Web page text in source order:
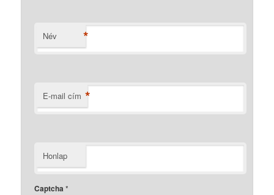
Név *
E-mail cím *
Honlap
Captcha*